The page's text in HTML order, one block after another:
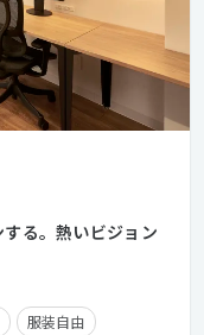
る。熱いビジョン
服装自由